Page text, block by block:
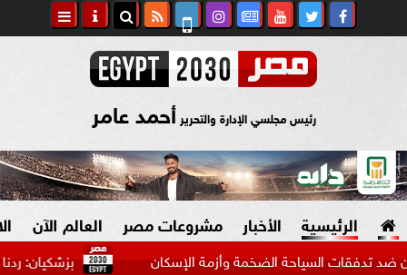
رئيس مجلسي الإدارة والتحرير أحمد عامر
الرئيسية الأخبار مشروعات مصر العالم الآن
بزشكيان: ردنا على السياحة الضخمة وأزمة الإسكان